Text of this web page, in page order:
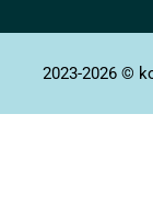
2023-2026 ©